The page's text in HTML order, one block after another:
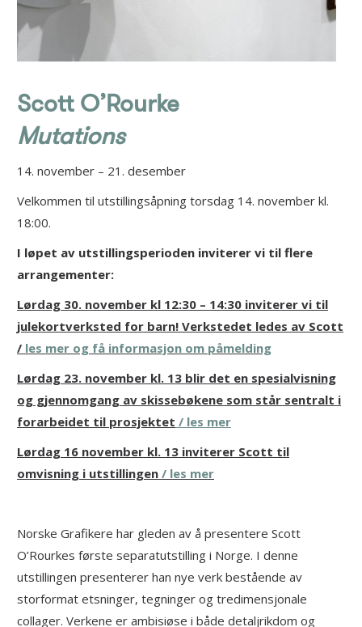
Scott O’Rourke
Mutations
14. november – 21. desember
Velkommen til utstillingsåpning torsdag 14. november kl.
18:00.
I løpet av utstillingsperioden inviterer vi til flere
arrangementer:
Lørdag 30. november kl 12:30 – 14:30 inviterer vi til
julekortverksted for barn! Verkstedet ledes av Scott
/ les mer og få informasjon om påmelding
Lørdag 23. november kl. 13 blir det en spesialvisning
og gjennomgang av skissebøkene som står sentralt i
forarbeidet til prosjektet / les mer
Lørdag 16 november kl. 13 inviterer Scott til
omvisning i utstillingen / les mer
Norske Grafikere har gleden av å presentere Scott
O’Rourkes første separatutstilling i Norge. I denne
utstillingen presenterer han nye verk bestående av
storformat etsninger, tegninger og tredimensjonale
collager. Verkene er ambisiøse i både detaljrikdom og